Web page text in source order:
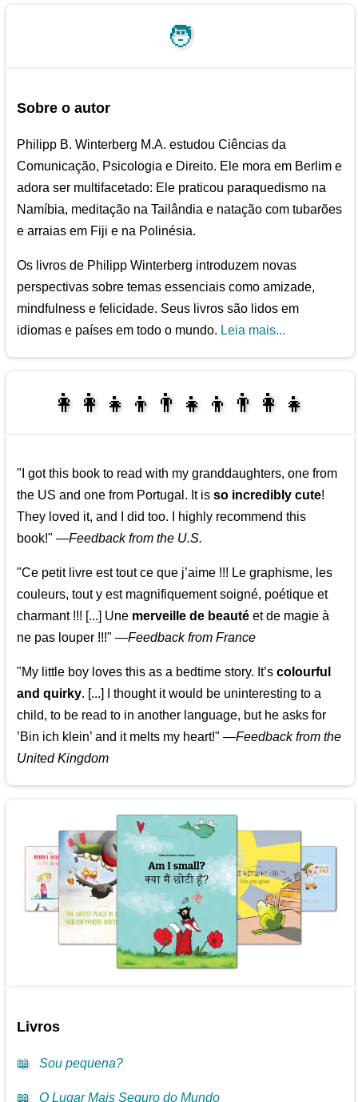
🧑
Sobre o autor
Philipp B. Winterberg M.A. estudou Ciências da
Comunicação, Psicologia e Direito. Ele mora em Berlim e
adora ser multifacetado: Ele praticou paraquedismo na
Namíbia, meditação na Tailândia e natação com tubarões
e arraias em Fiji e na Polinésia.
Os livros de Philipp Winterberg introduzem novas
perspectivas sobre temas essenciais como amizade,
mindfulness e felicidade. Seus livros são lidos em
idiomas e países em todo o mundo. Leia mais...
👩‍👩‍👧‍👦👨‍👧‍👦👨‍👩‍👧
👩‍👩‍👧‍👧👨‍👩‍👧‍👧
"I got this book to read with my granddaughters, one from
the US and one from Portugal. It isso incredibly cute!
They loved it, and I did too. I highly recommend this
book!" —Feedback from the U.S.
"Ce petit livre est tout ce que j’aime !!! Le graphisme, les
couleurs, tout y est magnifiquement soigné, poétique et
charmant !!! [...] Une merveille de beauté et de magie à
ne pas louper !!!" —Feedback from France
"My little boy loves this as a bedtime story. It’scolourful
and quirky. [...] I thought it would be uninteresting to a
child, to be read to in another language, but he asks for
’Bin ich klein’ and it melts my heart!" —Feedback from the
United Kingdom
Livros
📖 Sou pequena?
📖 O Lugar Mais Seguro do Mundo